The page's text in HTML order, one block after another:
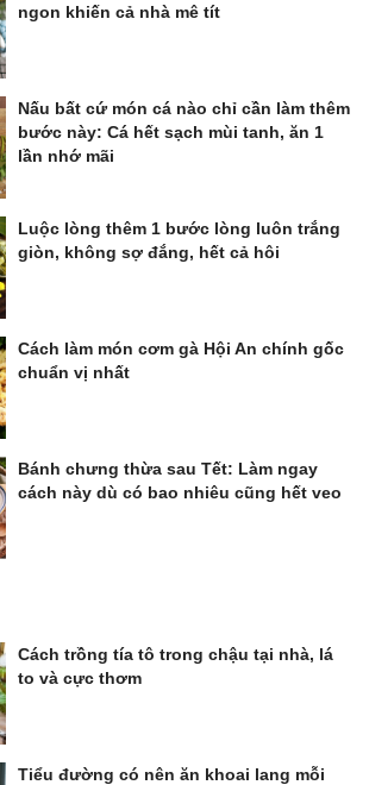
ngon khiến cả nhà mê tít
Nấu bất cứ món cá nào chỉ cần làm thêm
bước này: Cá hết sạch mùi tanh, ăn 1
lần nhớ mãi
Luộc lòng thêm 1 bước lòng luôn trắng
giòn, không sợ đắng, hết cả hôi
Cách làm món cơm gà Hội An chính gốc
chuẩn vị nhất
Bánh chưng thừa sau Tết: Làm ngay
cách này dù có bao nhiêu cũng hết veo
Cách trồng tía tô trong chậu tại nhà, lá
to và cực thơm
Tiểu đường có nên ăn khoai lang mỗi